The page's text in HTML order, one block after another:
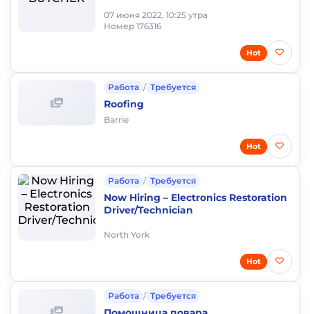
07 июня 2022, 10:25 утра
Номер 176316
Hot
Работа / Требуется
Roofing
Barrie
Hot
Работа / Требуется
Now Hiring – Electronics Restoration
Driver/Technician
North York
Hot
Работа / Требуется